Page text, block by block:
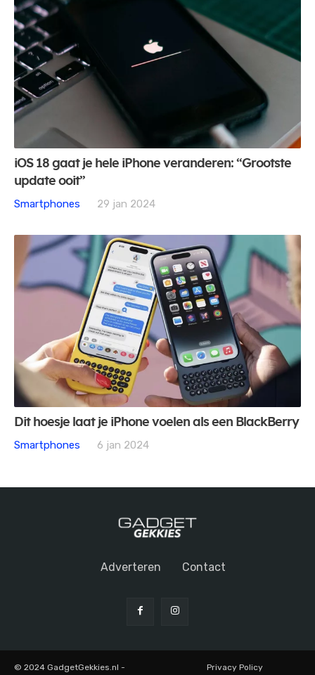
iOS 18 gaat je hele iPhone veranderen: “Grootste
update ooit”
Smartphones
29 jan 2024
Dit hoesje laat je iPhone voelen als een BlackBerry
Smartphones
6 jan 2024
Adverteren Contact
© 2024 GadgetGekkies.nl - Privacy Policy